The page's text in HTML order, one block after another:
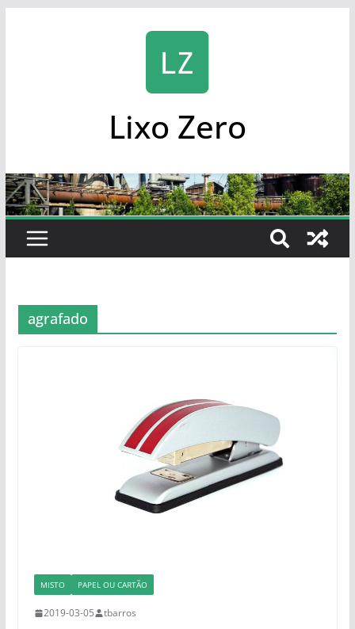
Lixo Zero
agrafado
MISTO PAPEL OU CARTÃO
2019-03-05 tbarros